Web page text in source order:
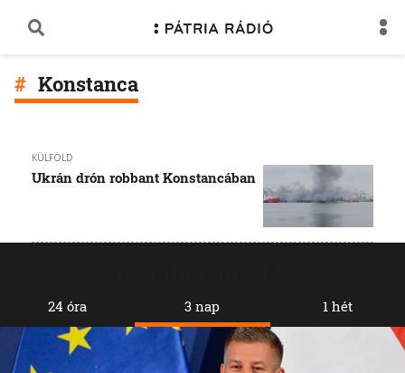
Konstanca
KÜLFÖLD
Ukrán drón robbant Konstancában
24 óra 3 nap 1 hét